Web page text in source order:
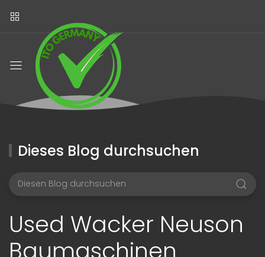
Dieses Blog durchsuchen
Used Wacker Neuson
Baumaschinen